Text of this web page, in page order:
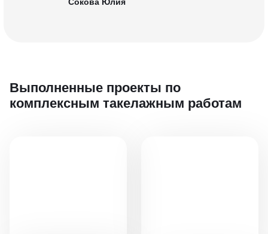
Выполненные проекты по
комплексным такелажным работам